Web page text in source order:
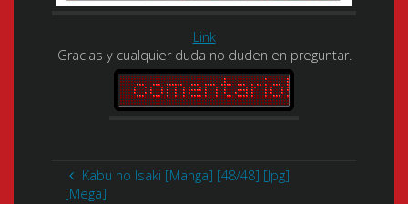
Link
Gracias y cualquier duda no duden en preguntar.
Kabu no Isaki [Manga] [48/48] [Jpg]
[Mega]